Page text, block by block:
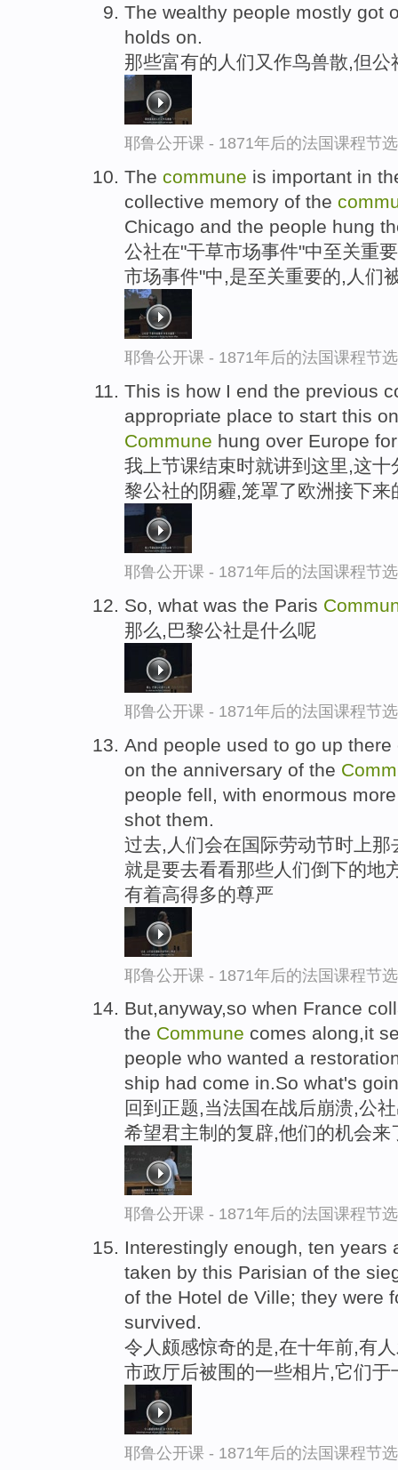
The wealthy people mostly got
holds on.
那些富有的人们又作鸟兽散,但
耶鲁公开课 - 1871年后的法国课程节选
The commune is important in
collective memory of the
Chicago and the people hung
公社在"干草市场事件"中至关重
市场事件"中,是至关重要的,人们
耶鲁公开课 - 1871年后的法国课程节选
This is how I end the previous
appropriate place to start this
Commune hung over Europe
我上节课结束时就讲到这里,这
黎公社的阴霾,笼罩了欧洲接下来
耶鲁公开课 - 1871年后的法国课程节选
So, what was the Paris
那么,巴黎公社是什么呢
耶鲁公开课 - 1871年后的法国课程节选
And people used to go up
on the anniversary of the
people fell, with enormous
shot them.
过去,人们会在国际劳动节时上
就是要去看看那些人们倒下的地
有着高得多的尊严
耶鲁公开课 - 1871年后的法国课程节选
But,anyway,so when France
the Commune comes along,it
people who wanted a
ship had come in.So what's
回到正题,当法国在战后崩溃,公
希望君主制的复辟,他们的机会来
耶鲁公开课 - 1871年后的法国课程节选
Interestingly enough, ten years
taken by this Parisian of the
of the Hotel de Ville; they were
survived.
令人颇感惊奇的是,在十年前,有
市政厅后被围的一些相片,它们
耶鲁公开课 - 1871年后的法国课程节选